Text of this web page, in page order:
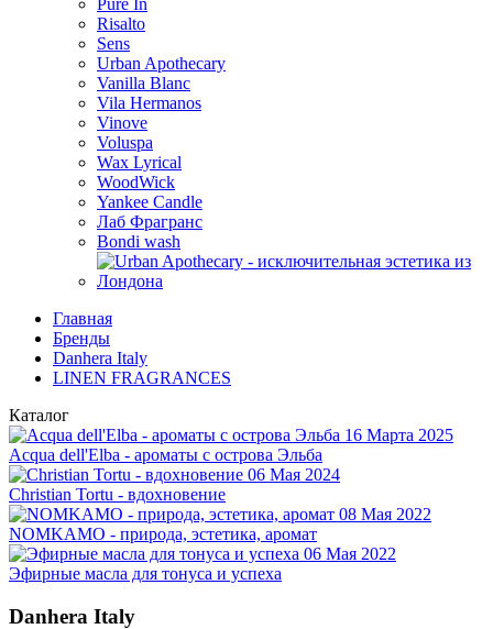
Pure In
Risalto
Sens
Urban Apothecary
Vanilla Blanc
Vila Hermanos
Vinove
Voluspa
Wax Lyrical
WoodWick
Yankee Candle
Лаб Фрагранс
Bondi wash
Главная
Бренды
Danhera Italy
LINEN FRAGRANCES
Каталог
16 Марта 2025
Acqua dell'Elba - ароматы с острова Эльба
06 Мая 2024
Christian Tortu - вдохновение
08 Мая 2022
NOMKAMO - природа, эстетика, аромат
06 Мая 2022
Эфирные масла для тонуса и успеха
Danhera Italy